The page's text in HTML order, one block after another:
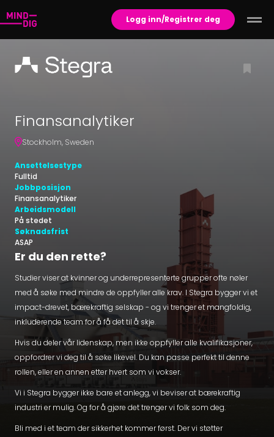
Logg inn/Registrer deg
Finansanalytiker
Stockholm, Sweden
Ansettelsestype
Fulltid
Jobbposisjon
Finansanalytiker
Arbeidsmodell
På stedet
Søknadsfrist
ASAP
Er du den rette?
Studier viser at kvinner og underrepresenterte grupper ofte nøler
med å søke med mindre de oppfyller alle krav. I Stegra bygger vi et
impact-drevet, bærekraftig selskap - og vi trenger et mangfoldig,
inkluderende team for å få det til å skje.
Hvis du deler vår lidenskap, men ikke oppfyller alle kvalifikasjoner,
oppfordrer vi deg til å søke likevel. Du kan passe perfekt til denne
rollen, eller en annen etter hvert som vi vokser.
Vi i Stegra bygger ikke bare et anlegg, vi beviser at bærekraftig
industri er mulig. Og for å gjøre det trenger vi folk som deg.
Bli med i et team der sikkerhet kommer først. Der vi støtter